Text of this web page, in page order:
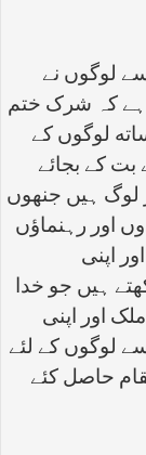
لوگوں نے
ہے کہ شرک ختم
لوگوں کے
بت کے بجائے
لوگ ہیں جنهوں
اور رہنماؤں
اپنی
ہیں جو خدا
اور اپنی
لوگوں کے لئے
حاصل کئے